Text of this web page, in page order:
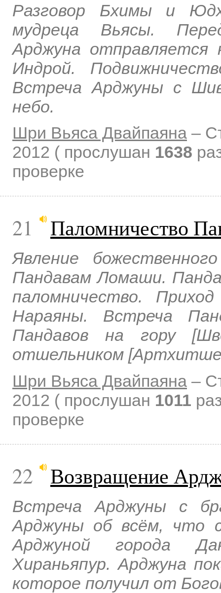
Разговор Бхимы и
мудреца Вьясы.
Арджуна
Индрой.
Встреча Арджуны с
небо.
Шри Вьяса Двайпаяна –
2012 ( прослушан 1638
проверке
21 Паломничество
Явление
Пандавам Ломаши.
паломничество.
Нараяны. Встреча
Пандавов на гору
отшельником
Шри Вьяса Двайпаяна –
2012 ( прослушан 1011
проверке
22 Возвращение
Встреча Арджуны с
Арджуны об всём, что
Арджуной города
Хираньяпур. Арджуна
которое получил от